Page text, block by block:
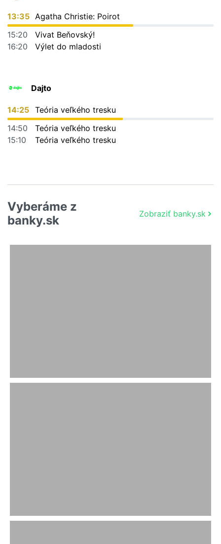
13:35 Agatha Christie: Poirot
15:20
Vivat Beňovský!
16:20
Výlet do mladosti
Dajto
14:25 Teória veľkého tresku
14:50
Teória veľkého tresku
15:10
Teória veľkého tresku
Vyberáme z
banky.sk
Zobraziť banky.sk